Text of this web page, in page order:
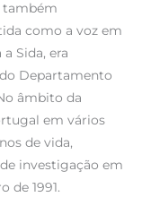
também
como a voz em
Sida, era
Departamento
âmbito da
em vários
de vida,
investigação em
de 1991.